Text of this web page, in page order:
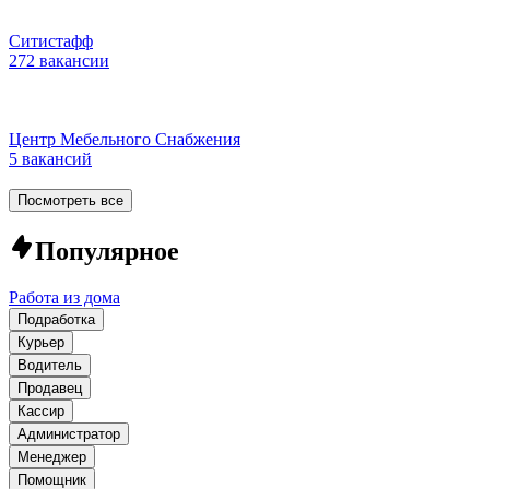
Ситистафф
272 вакансии
Центр Мебельного Снабжения
5 вакансий
Посмотреть все
Популярное
Работа из дома
Подработка
Курьер
Водитель
Продавец
Кассир
Администратор
Менеджер
Помощник